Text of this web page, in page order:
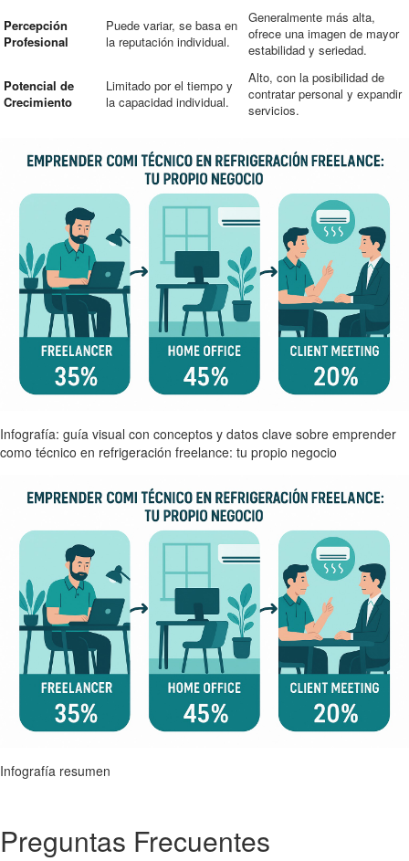
Percepción
Profesional
Puede variar, se basa en
la reputación individual.
Generalmente más alta,
ofrece una imagen de mayor
estabilidad y seriedad.
Potencial de
Crecimiento
Limitado por el tiempo y
la capacidad individual.
Alto, con la posibilidad de
contratar personal y expandir
servicios.
Infografía: guía visual con conceptos y datos clave sobre emprender
como técnico en refrigeración freelance: tu propio negocio
Infografía resumen
Preguntas Frecuentes